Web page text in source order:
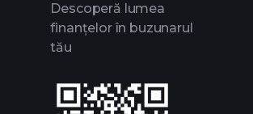
Descoperă lumea
finanțelor în buzunarul
tău